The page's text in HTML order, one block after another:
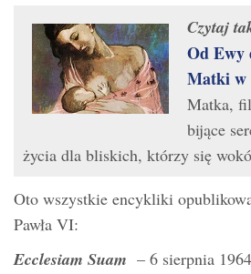
Czytaj
Od Ewy
Matki
Matka,
bijące
życia dla bliskich, którzy się
Oto wszystkie encykliki
Pawła VI:
Ecclesiam Suam – 6 sierpnia